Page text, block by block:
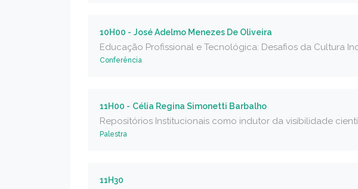
10H00 - José Adelmo Menezes De Oliveira
Educação Profissional e Tecnológica: Desafios da Cultura
Conferência
11H00 - Célia Regina Simonetti Barbalho
Repositórios Institucionais como indutor da visibilidade
Palestra
11H30